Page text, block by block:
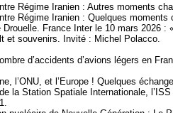
Régime Iranien : Autres moments
Régime Iranien : Quelques moments
France Inter le 10 mars 2026 :
et souvenirs. Invité : Michel Polacco.
d’accidents d’avions légers en
l’ONU, et l’Europe ! Quelques
la Station Spatiale Internationale,